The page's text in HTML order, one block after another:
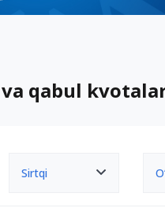
qabul
Sirtqi